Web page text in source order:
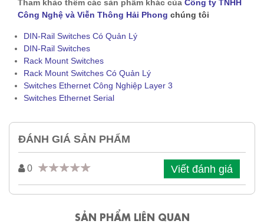
Tham khảo thêm các sản phẩm khác của Công ty TNHH
Công Nghệ và Viễn Thông Hải Phong chúng tôi
DIN-Rail Switches Có Quản Lý
DIN-Rail Switches
Rack Mount Switches
Rack Mount Switches Có Quản Lý
Switches Ethernet Công Nghiệp Layer 3
Switches Ethernet Serial
ĐÁNH GIÁ SẢN PHẨM
0 Viết đánh giá
SẢN PHẨM LIÊN QUAN